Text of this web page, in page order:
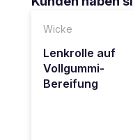
Wicke
Lenkrolle auf
Vollgummi-
Bereifung